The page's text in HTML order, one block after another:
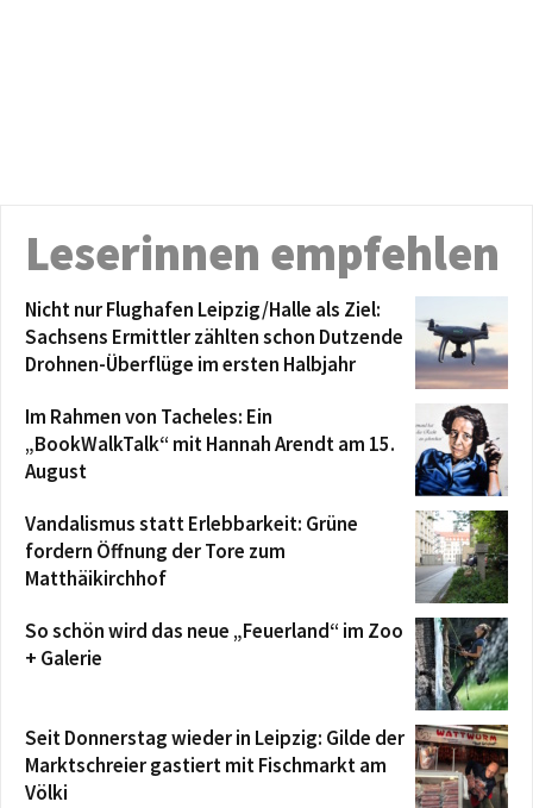
Leserinnen empfehlen
Nicht nur Flughafen Leipzig/Halle als Ziel:
Sachsens Ermittler zählten schon Dutzende
Drohnen-Überflüge im ersten Halbjahr
Im Rahmen von Tacheles: Ein
„BookWalkTalk“ mit Hannah Arendt am 15.
August
Vandalismus statt Erlebbarkeit: Grüne
fordern Öffnung der Tore zum
Matthäikirchhof
So schön wird das neue „Feuerland“ im Zoo
+ Galerie
Seit Donnerstag wieder in Leipzig: Gilde der
Marktschreier gastiert mit Fischmarkt am
Völki